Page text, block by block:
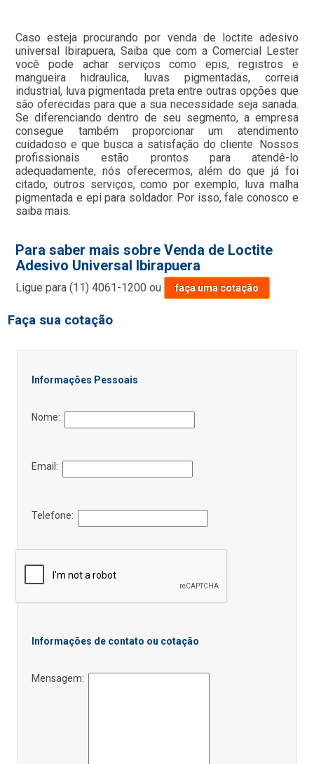
Caso esteja procurando por venda de loctite adesivo
universal Ibirapuera, Saiba que com a Comercial Lester
você pode achar serviços como epis, registros e
mangueira hidraulica, luvas pigmentadas, correia
industrial, luva pigmentada preta entre outras opções que
são oferecidas para que a sua necessidade seja sanada.
Se diferenciando dentro de seu segmento, a empresa
consegue também proporcionar um atendimento
cuidadoso e que busca a satisfação do cliente. Nossos
profissionais estão prontos para atendê-lo
adequadamente, nós oferecermos, além do que já foi
citado, outros serviços, como por exemplo, luva malha
pigmentada e epi para soldador. Por isso, fale conosco e
saiba mais.
Para saber mais sobre Venda de Loctite
Adesivo Universal Ibirapuera
Ligue para(11) 4061-1200 ou faça uma cotação
Faça sua cotação
Informações Pessoais
Nome:
Email:
Telefone:
Informações de contato ou cotação
Mensagem: